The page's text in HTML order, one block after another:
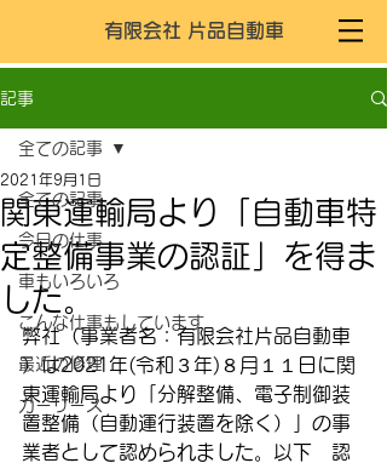
有限会社 片品自動車
記事
全ての記事
今日の仕事
車もいろいろ
こんな仕事もしています
最近の修理
カーリース
全ての記事
関東運輸局より「自動車特
定整備事業の認証」を得ま
した。
2021年9月1日
弊社（事業者名：有限会社片品自動車
）は2021年(令和３年)８月１１日に関
東運輸局より「分解整備、電子制御装
置整備（自動運行装置を除く）」の事
業者として認められました。以下　認